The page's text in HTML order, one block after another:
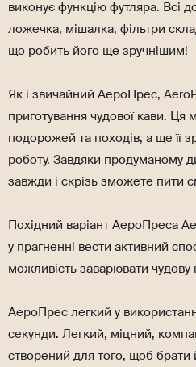
виконує функцію футляра. Всі
ложечка, мішалка, фільтри
що робить його ще зручнішим!
Як і звичайний АероПрес,
приготування чудової кави.
подорожей та походів, а ще її
роботу. Завдяки продуманому
завжди і скрізь зможете пити
Похідний варіант АероПреса
у прагненні вести активний
можливість заварювати чудову
АероПрес легкий у
секунди. Легкий, міцний,
створений для того, щоб брати